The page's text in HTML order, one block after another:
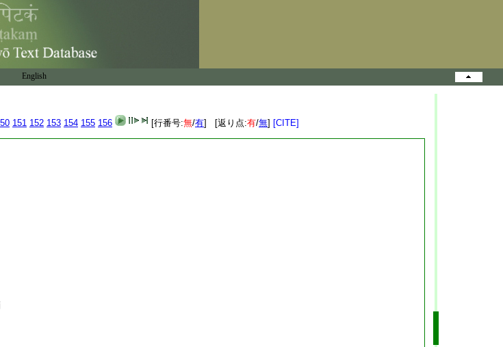
English
151 152 153 154 155 156 [行番号:無/有] [返り点:有/無] [CITE]